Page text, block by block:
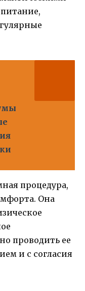
процедура,
Она
проводить ее
и с согласия